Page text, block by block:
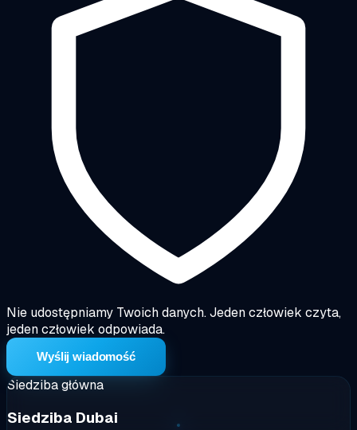
Nie udostępniamy Twoich danych. Jeden człowiek czyta,
jeden człowiek odpowiada.
Wyślij wiadomość
Siedziba główna
Siedziba Dubai